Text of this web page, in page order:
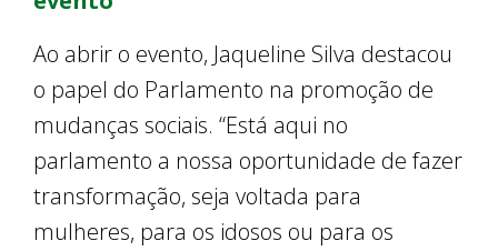
Ao abrir o evento, Jaqueline Silva destacou
o papel do Parlamento na promoção de
mudanças sociais. “Está aqui no
parlamento a nossa oportunidade de fazer
transformação, seja voltada para
mulheres, para os idosos ou para os